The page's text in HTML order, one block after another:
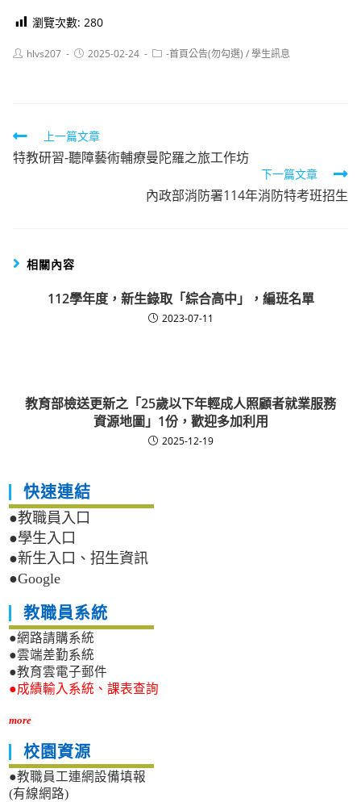
瀏覽次數: 280
Posthlvs207
Post2025-02-24
Post-首頁公告(勿勾選) /學生訊息
Read
more
上一篇文章
特教研習-聽障藝術輔療曼陀羅之旅工作坊
下一篇文章
內政部消防署114年消防特考班招生
相關內容
112學年度，新生錄取「綜合高中」，編班名單
2023-07-11
教育部檢送更新之「25歲以下年輕成人照顧者就業服務
資源地圖」1份，歡迎多加利用
2025-12-19
快速連結
●教職員入口
●學生入口
●新生入口、招生資訊
●Google
教職員系統
●網路請購系統
●雲端差勤系統
●教育雲電子郵件
●成績輸入系統、課表查詢
more
校園資源
●教職員工連網設備填報
(有線網路)